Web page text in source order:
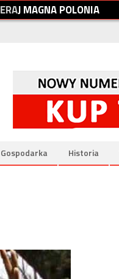
ERAJMAGNAPOLONIA
Gospodarka Historia